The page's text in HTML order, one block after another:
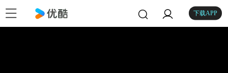
下载APP